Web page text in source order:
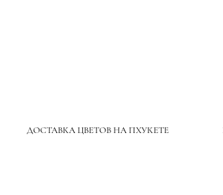
ДОСТАВКА ЦВЕТОВ НА ПХУКЕТЕ